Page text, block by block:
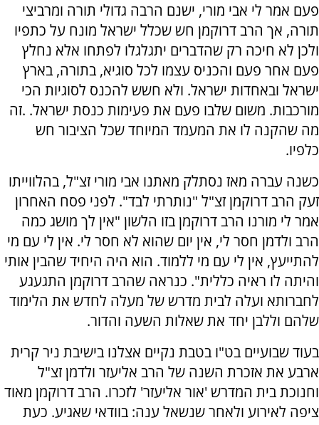
פעם אמר לי אבי מורי, ישנם הרבה גדולי תורה ומרביצי
תורה, אך הרב דרוקמן חש שכלל ישראל מונח על כתפיו
ולכן לא חיכה רק שהדברים יתגלגלו לפתחו אלא נחלץ
פעם אחר פעם והכניס עצמו לכל סוגיא, בתורה, בארץ
ישראל ובאחדות ישראל. ולא חשש להכנס לסוגיות הכי
מורכבות. משום שלבו פעם את פעימות כנסת ישראל. .זה
מה שהקנה לו את המעמד המיוחד שכל הציבור חש
כלפיו.
כשנה עברה מאז נסתלק מאתנו אבי מורי זצ"ל, בהלווייתו
זעק הרב דרוקמן זצ"ל "נותרתי לבד". לפני פסח האחרון
אמר לי מורנו הרב דרוקמן בזו הלשון "אין לך מושג כמה
הרב ולדמן חסר לי, אין יום שהוא לא חסר לי. אין לי עם מי
להתייעץ, אין לי עם מי ללמוד. הוא היה היחיד שהבין אותי
והיתה לו ראיה כללית". כנראה שהרב דרוקמן התגעגע
לחברותא ועלה לבית מדרש של מעלה לחדש את הלימוד
שלהם וללבן יחד את שאלות השעה והדור.
בעוד שבועיים בט"ו בטבת נקיים אצלנו בישיבת ניר קרית
ארבע את אזכרת השנה של הרב אליעזר ולדמן זצ"ל
וחנוכת בית המדרש 'אור אליעזר' לזכרו. הרב דרוקמן מאוד
ציפה לאירוע ולאחר שנשאל ענה: בוודאי שאגיע. כעת